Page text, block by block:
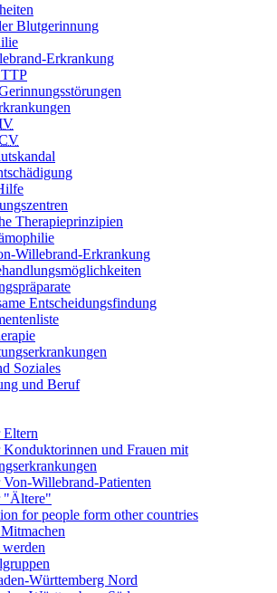
Blutgerinnung
Erkrankung
Therapieprinzipien
Willebrand-Erkrankung
Entscheidungsfindung
Soziales
und Beruf
und Frauen mit
Willebrand-Patienten
"Ältere"
for people form other countries
Württemberg Nord